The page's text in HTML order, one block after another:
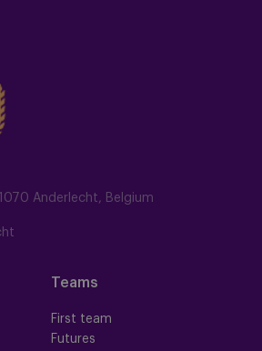
Anderlecht, Belgium
Teams
First team
Futures